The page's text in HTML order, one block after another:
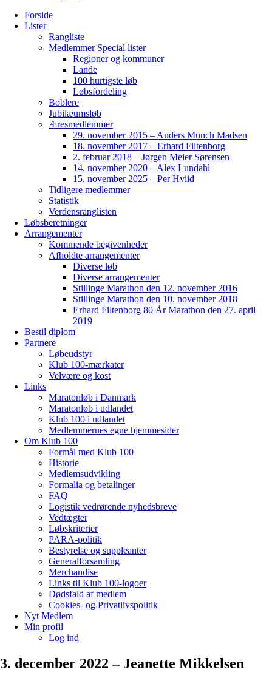
Forside
Lister
Rangliste
Medlemmer Special lister
Regioner og kommuner
Lande
100 hurtigste løb
Løbsfordeling
Boblere
Jubilæumsløb
Æresmedlemmer
29. november 2015 – Anders Munch Madsen
18. november 2017 – Erhard Filtenborg
2. februar 2018 – Jørgen Meier Sørensen
14. november 2020 – Alex Lundahl
15. november 2025 – Per Hviid
Tidligere medlemmer
Statistik
Verdensranglisten
Løbsberetninger
Arrangementer
Kommende begivenheder
Afholdte arrangementer
Diverse løb
Diverse arrangementer
Stillinge Marathon den 12. november 2016
Stillinge Marathon den 10. november 2018
Erhard Filtenborg 80 År Marathon den 27. april
2019
Bestil diplom
Partnere
Løbeudstyr
Klub 100-mærkater
Velvære og kost
Links
Maratonløb i Danmark
Maratonløb i udlandet
Klub 100 i udlandet
Medlemmernes egne hjemmesider
Om Klub 100
Formål med Klub 100
Historie
Medlemsudvikling
Formalia og betalinger
FAQ
Logistik vedrørende nyhedsbreve
Vedtægter
Løbskriterier
PARA-politik
Bestyrelse og suppleanter
Generalforsamling
Merchandise
Links til Klub 100-logoer
Dødsfald af medlem
Cookies- og Privatlivspolitik
Nyt Medlem
Min profil
Log ind
3. december 2022 – Jeanette Mikkelsen